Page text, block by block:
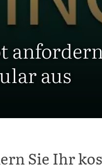
aus
Sie Ihr